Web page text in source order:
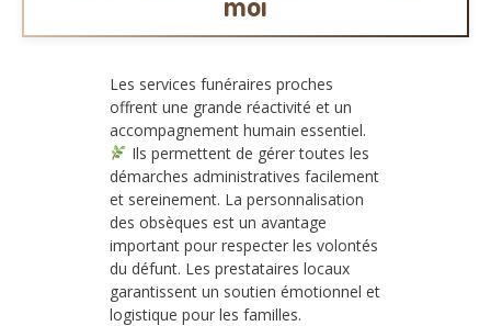
Les services funéraires proches
offrent une grande réactivité et un
accompagnement humain essentiel.
Ils permettent de gérer toutes les
démarches administratives facilement
et sereinement. La personnalisation
des obsèques est un avantage
important pour respecter les volontés
du défunt. Les prestataires locaux
garantissent un soutien émotionnel et
logistique pour les familles.